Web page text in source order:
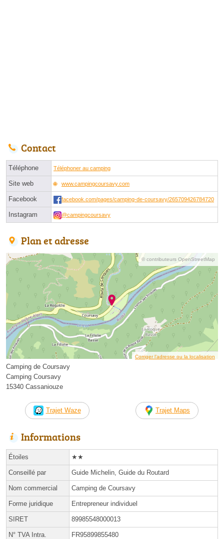
Contact
Téléphone Téléphoner au camping
Site web www.campingcoursavy.com
Facebook facebook.com/pages/camping-de-coursavy/265709426784720
Instagram @campingcoursavy
Plan et adresse
© contributeurs OpenStreetMap
Corriger l’adresse ou la localisation
Camping de Coursavy
Camping Coursavy
15340 Cassaniouze
Trajet Waze Trajet Maps
Informations
Étoiles ★★
Conseillé par Guide Michelin, Guide du Routard
Nom commercial Camping de Coursavy
Forme juridique Entrepreneur individuel
SIRET 89985548000013
N° TVA Intra. FR95899855480